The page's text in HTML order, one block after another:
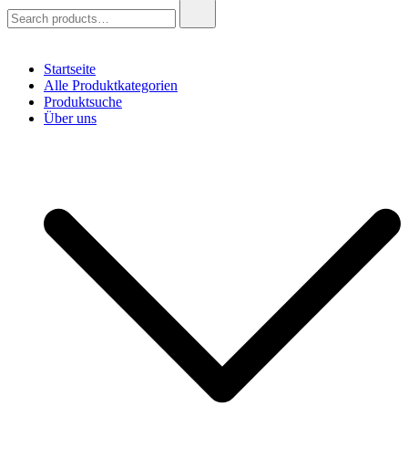
for:
Startseite
Alle Produktkategorien
Produktsuche
Über uns